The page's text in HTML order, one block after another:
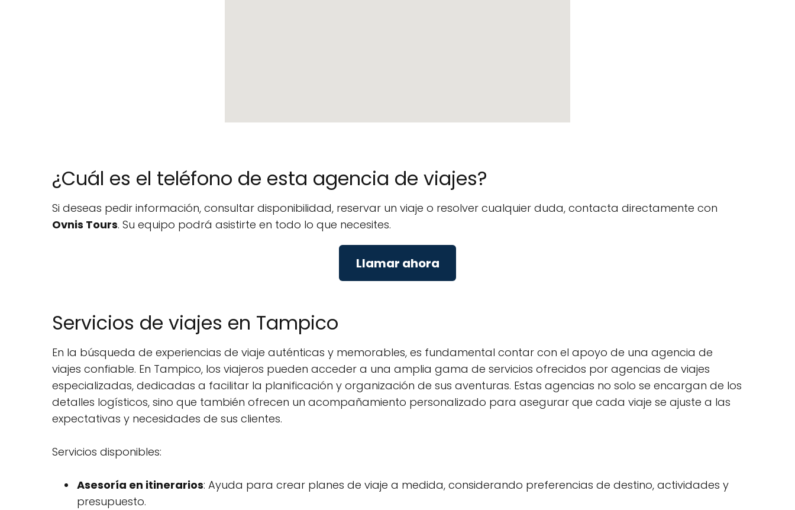
¿Cuál es el teléfono de esta agencia de viajes?
Si deseas pedir información, consultar disponibilidad, reservar un viaje o resolver cualquier duda, contacta directamente con
Ovnis Tours. Su equipo podrá asistirte en todo lo que necesites.
Llamar ahora
Servicios de viajes en Tampico
En la búsqueda de experiencias de viaje auténticas y memorables, es fundamental contar con el apoyo de una agencia de
viajes confiable. En Tampico, los viajeros pueden acceder a una amplia gama de servicios ofrecidos por agencias de viajes
especializadas, dedicadas a facilitar la planificación y organización de sus aventuras. Estas agencias no solo se encargan de los
detalles logísticos, sino que también ofrecen un acompañamiento personalizado para asegurar que cada viaje se ajuste a las
expectativas y necesidades de sus clientes.
Servicios disponibles:
Asesoría en itinerarios: Ayuda para crear planes de viaje a medida, considerando preferencias de destino, actividades y
presupuesto.